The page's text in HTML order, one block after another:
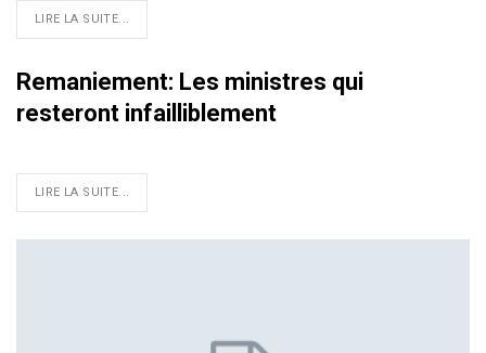
LIRE LA SUITE...
Remaniement: Les ministres qui
resteront infailliblement
LIRE LA SUITE...